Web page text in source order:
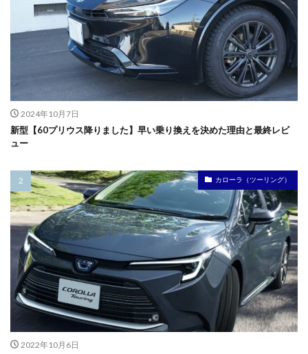
2024年10月7日
新型【60プリウス降りました】早い乗り換えを決めた理由と最終レビ
ュー
カローラ（ツーリング）
2022年10月6日